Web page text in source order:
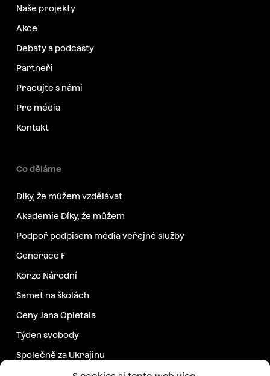
Naše projekty
Akce
Debaty a podcasty
Partneři
Pracujte s námi
Pro média
Kontakt
Co děláme
Díky, že můžem vzdělávat
Akademie Díky, že můžem
Podpoř podpisem média veřejné služby
Generace F
Korzo Národní
Samet na školách
Ceny Jana Opletala
Týden svobody
Společně za Ukrajinu